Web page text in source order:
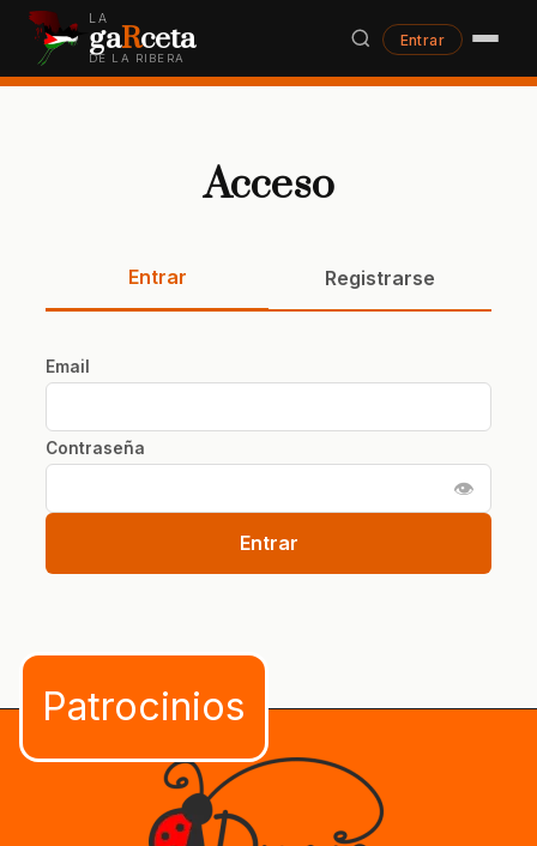
LA
gaRceta
DE LA RIBERA
Entrar
Acceso
Entrar Registrarse
Email
Contraseña
👁
Entrar